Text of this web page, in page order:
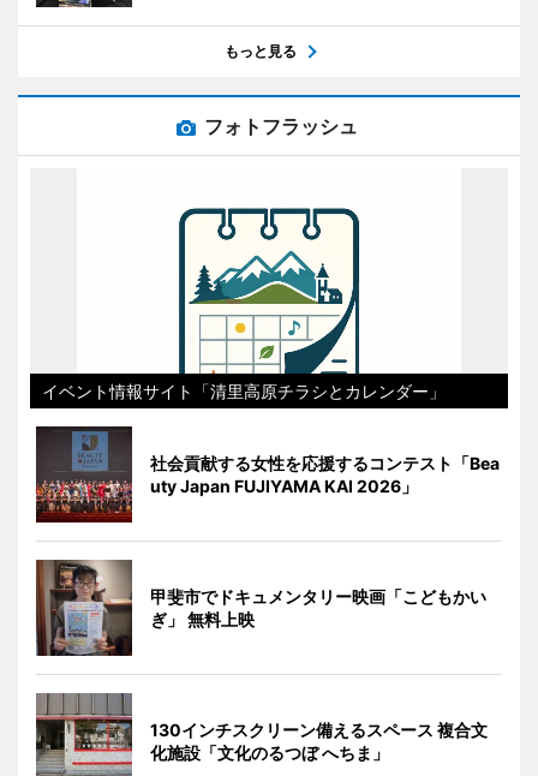
もっと見る
フォトフラッシュ
イベント情報サイト「清里高原チラシとカレンダー」
社会貢献する女性を応援するコンテスト「Bea
uty Japan FUJIYAMA KAI 2026」
甲斐市でドキュメンタリー映画「こどもかい
ぎ」 無料上映
130インチスクリーン備えるスペース 複合文
化施設「文化のるつぼ へちま」